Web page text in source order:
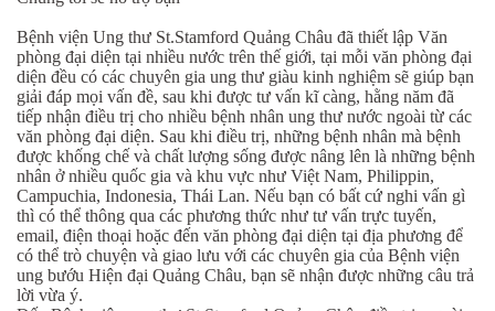
Bệnh viện Ung thư St.Stamford Quảng Châu đã thiết lập Văn
phòng đại diện tại nhiều nước trên thế giới, tại mỗi văn phòng đại
diện đều có các chuyên gia ung thư giàu kinh nghiệm sẽ giúp bạn
giải đáp mọi vấn đề, sau khi được tư vấn kĩ càng, hằng năm đã
tiếp nhận điều trị cho nhiều bệnh nhân ung thư nước ngoài từ các
văn phòng đại diện. Sau khi điều trị, những bệnh nhân mà bệnh
được khống chế và chất lượng sống được nâng lên là những bệnh
nhân ở nhiều quốc gia và khu vực như Việt Nam, Philippin,
Campuchia, Indonesia, Thái Lan. Nếu bạn có bất cứ nghi vấn gì
thì có thể thông qua các phương thức như tư vấn trực tuyến,
email, điện thoại hoặc đến văn phòng đại diện tại địa phương để
có thể trò chuyện và giao lưu với các chuyên gia của Bệnh viện
ung bướu Hiện đại Quảng Châu, bạn sẽ nhận được những câu trả
lời vừa ý.